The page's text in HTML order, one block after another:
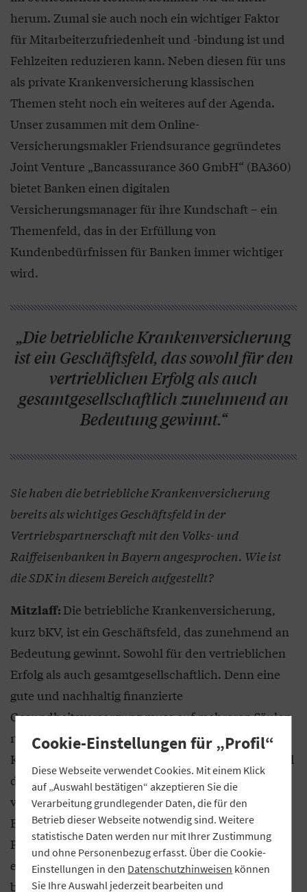
herum. Zumal sie auch noch ein wichtiger Faktor
für Mitarbeiterzufriedenheit und -bindung ist und
Fehlzeiten reduzieren kann. Neben diesen für uns
als private Krankenversicherung klassischen
Themen steht noch ein weiteres auf der Agenda.
Unser zusammen mit dem Online-
Versicherungsmakler Friendsurance gegründetes
Joint Venture „Bancassurance 360 GmbH“ (BA360)
bietet Banken einen digitalen
Versicherungsmanager für ihre Kundschaft – ein
Themenfeld, das in der Erfüllung von
Kundenbedürfnissen für Banken immer wichtiger
wird.
„Die betriebliche Krankenversicherung
ist ein Geschäftsfeld, das sowohl für den
vertrieblichen Erfolg als auch
gesamtgesellschaftlich zunehmend an
Bedeutung gewinnt.“
Sie haben die betriebliche Krankenversicherung
bereits als wichtiges Geschäftsfeld in der
Vertriebspartnerschaft mit den Volks- und
Raiffeisenbanken in Bayern angesprochen. Wie ist
die SDK in diesem Bereich aufgestellt?
Mitzlaff:Die betriebliche Krankenversicherung,
kurz bKV, ist ein Geschäftsfeld, das zunehmend an
Bedeutung gewinnt. Sowohl für den vertrieblichen
Erfolg als auch gesamtgesellschaftlich. Denn eine
gute und nachhaltig finanzierte
Gesundheitsversorgung muss auf mehreren Säulen
ruhen. Neben der gesetzlichen
Krankenversicherung gehören private Vorsorge und
die betriebliche Absicherung dazu. Auch hier
verfügen wir über langjährige Erfahrung und
Expertise, die wir gerne und mit Erfolg in unseren
Partnerbanken bei deren Firmenkundenberatung
einbringen. Übrigens schließen auch immer mehr
bayerische Banken selbst Gruppenverträge bei uns
Cookie-Einstellungen für „Profil“
Diese Webseite verwendet Cookies. Mit einem Klick
auf „Auswahl bestätigen“ akzeptieren Sie die
Verarbeitung grundlegender Daten, die für den
Betrieb dieser Webseite notwendig sind. Weitere
statistische Daten werden nur mit Ihrer Zustimmung
und ohne Personenbezug erfasst. Über die Cookie-
Einstellungen in den Datenschutzhinweisen können
Sie Ihre Auswahl jederzeit bearbeiten und